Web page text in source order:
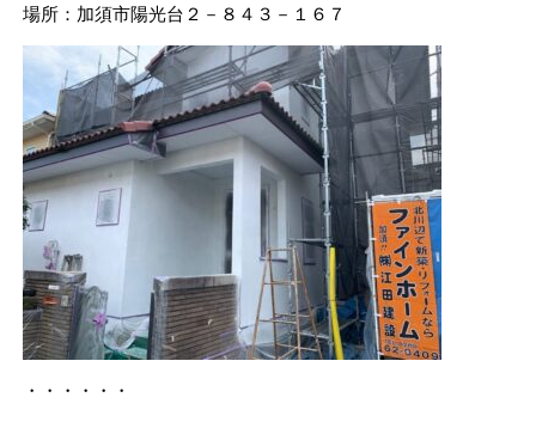
場所：加須市陽光台２－８４３－１６７
・・・・・・